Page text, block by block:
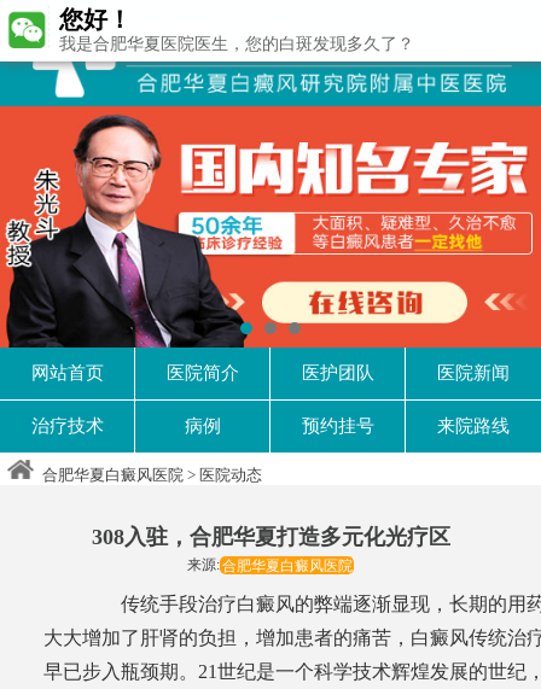
1 2 3
网站首页 医院简介 医护团队 医院新闻
治疗技术 病例 预约挂号 来院路线
合肥华夏白癜风医院 > 医院动态
308入驻，合肥华夏打造多元化光疗区
来源:合肥华夏白癜风医院
传统手段治疗白癜风的弊端逐渐显现，长期的用
大大增加了肝肾的负担，增加患者的痛苦，白癜风传统治
早已步入瓶颈期。21世纪是一个科学技术辉煌发展的世纪
您好！
我是合肥华夏医院医生，您的白斑发现多久了？